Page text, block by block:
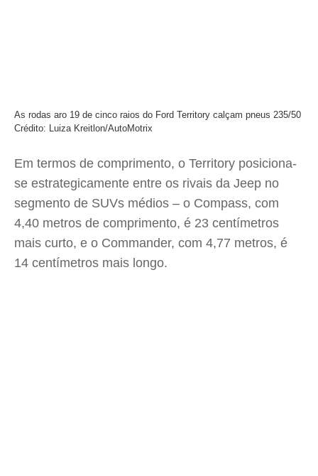
As rodas aro 19 de cinco raios do Ford Territory calçam pneus 235/50
Crédito: Luiza Kreitlon/AutoMotrix
Em termos de comprimento, o Territory posiciona-
se estrategicamente entre os rivais da Jeep no
segmento de SUVs médios – o Compass, com
4,40 metros de comprimento, é 23 centímetros
mais curto, e o Commander, com 4,77 metros, é
14 centímetros mais longo.